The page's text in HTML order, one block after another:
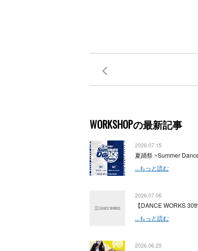
WORKSHOPの最新記事
2026.07.15
夏踊祭 ~Summer
...もっと読む
2026.07.06
【DANCE WORKS
...もっと読む
2026.06.25